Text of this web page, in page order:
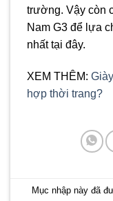
trường. Vậy còn
Nam G3 để lựa
nhất tại đây.
XEM THÊM:
hợp thời trang?
Mục nhập này đã